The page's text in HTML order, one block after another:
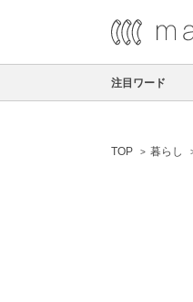
注目ワード
TOP 暮らし